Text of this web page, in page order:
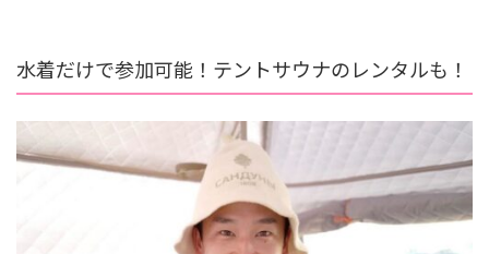
水着だけで参加可能！テントサウナのレンタルも！